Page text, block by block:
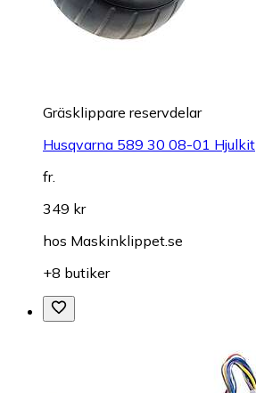
Gräsklippare reservdelar
Husqvarna 589 30 08-01 Hjulkit
fr.
349 kr
hos Maskinklippet.se
+8 butiker